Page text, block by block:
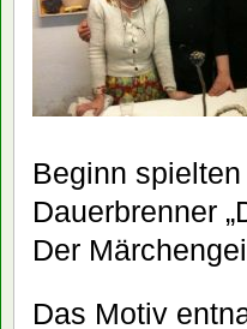
Beginn
Dauerbrenner
Der
Das Motiv